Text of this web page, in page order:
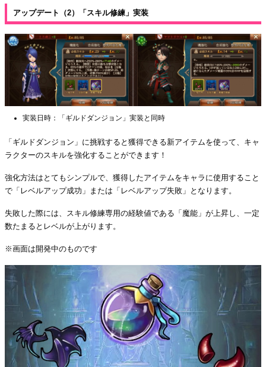
アップデート（2）「スキル修練」実装
実装日時：「ギルドダンジョン」実装と同時
「ギルドダンジョン」に挑戦すると獲得できる新アイテムを使って、キャ
ラクターのスキルを強化することができます！
強化方法はとてもシンプルで、獲得したアイテムをキャラに使用すること
で「レベルアップ成功」または「レベルアップ失敗」となります。
失敗した際には、スキル修練専用の経験値である「魔能」が上昇し、一定
数たまるとレベルが上がります。
※画面は開発中のものです